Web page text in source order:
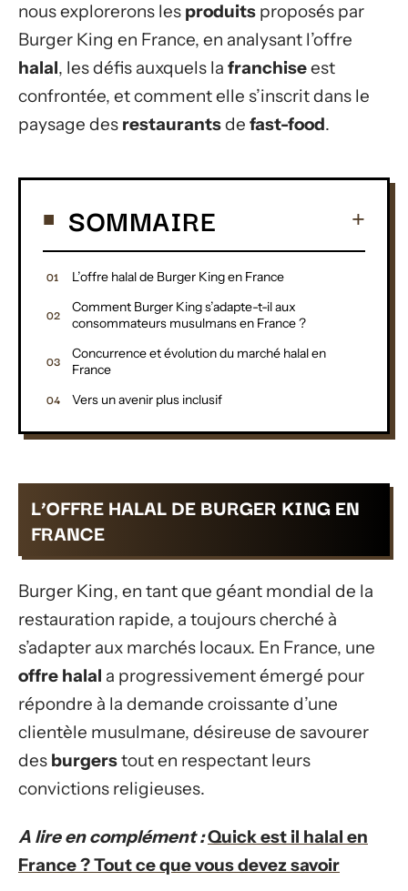
nous explorerons les produits proposés par
Burger King en France, en analysant l’offre
halal, les défis auxquels la franchiseest
confrontée, et comment elle s’inscrit dans le
paysage des restaurantsde fast-food.
SOMMAIRE
L’offre halal de Burger King en France
Comment Burger King s’adapte-t-il aux
consommateurs musulmans en France ?
Concurrence et évolution du marché halal en
France
Vers un avenir plus inclusif
L’OFFRE HALAL DE BURGER KING EN
FRANCE
Burger King, en tant que géant mondial de la
restauration rapide, a toujours cherché à
s’adapter aux marchés locaux. En France, une
offre halal a progressivement émergé pour
répondre à la demande croissante d’une
clientèle musulmane, désireuse de savourer
des burgerstout en respectant leurs
convictions religieuses.
A lire en complément :Quick est il halal en
France ? Tout ce que vous devez savoir